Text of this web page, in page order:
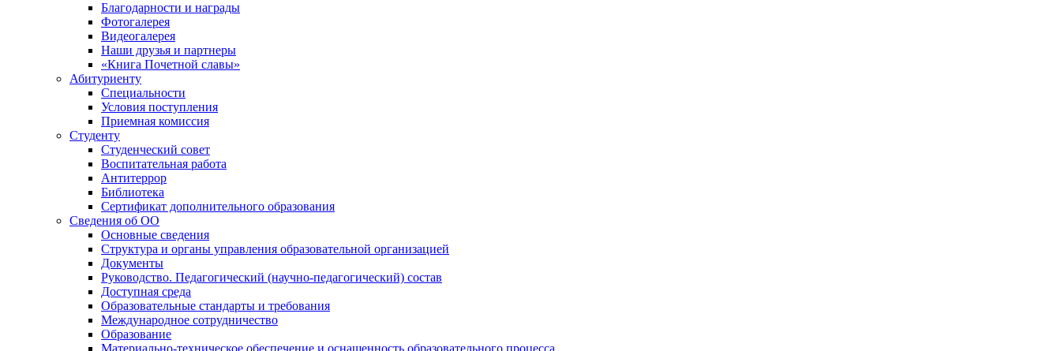
Благодарности и награды
Фотогалерея
Видеогалерея
Наши друзья и партнеры
«Книга Почетной славы»
Абитуриенту
Специальности
Условия поступления
Приемная комиссия
Студенту
Студенческий совет
Воспитательная работа
Антитеррор
Библиотека
Сертификат дополнительного образования
Сведения об ОО
Основные сведения
Структура и органы управления образовательной организацией
Документы
Руководство. Педагогический (научно-педагогический) состав
Доступная среда
Образовательные стандарты и требования
Международное сотрудничество
Образование
Материально-техническое обеспечение и оснащенность образовательного процесса